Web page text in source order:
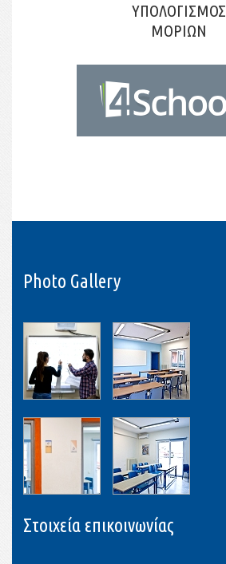
ΥΠΟΛΟΓΙΣΜΟΣ
ΜΟΡΙΩΝ
Photo Gallery
Στοιχεία επικοινωνίας